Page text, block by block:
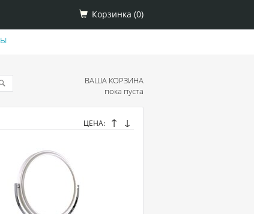
Корзинка (0)
ВАША КОРЗИНА
пока пуста
ЦЕНА: ↑ ↓